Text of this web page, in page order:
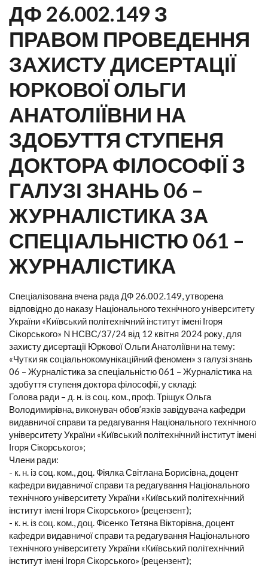
ДФ 26.002.149 З
ПРАВОМ ПРОВЕДЕННЯ
ЗАХИСТУ ДИСЕРТАЦІЇ
ЮРКОВОЇ ОЛЬГИ
АНАТОЛІЇВНИ НА
ЗДОБУТТЯ СТУПЕНЯ
ДОКТОРА ФІЛОСОФІЇ З
ГАЛУЗІ ЗНАНЬ 06 –
ЖУРНАЛІСТИКА ЗА
СПЕЦІАЛЬНІСТЮ 061 –
ЖУРНАЛІСТИКА
Спеціалізована вчена рада ДФ 26.002.149, утворена
відповідно до наказу Національного технічного університету
України «Київський політехнічний інститут імені Ігоря
Сікорського» N НСВС/37/24 від 12 квітня 2024 року, для
захисту дисертації Юркової Ольги Анатоліївни на тему:
«Чутки як соціальнокомунікаційний феномен» з галузі знань
06 – Журналістика за спеціальністю 061 – Журналістика на
здобуття ступеня доктора філософії, у складі:
Голова ради – д. н. із соц. ком., проф. Тріщук Ольга
Володимирівна, виконувач обов’язків завідувача кафедри
видавничої справи та редагування Національного технічного
університету України «Київський політехнічний інститут імені
Ігоря Сікорського»;
Члени ради:
- к. н. із соц. ком., доц. Фіялка Світлана Борисівна, доцент
кафедри видавничої справи та редагування Національного
технічного університету України «Київський політехнічний
інститут імені Ігоря Сікорського» (рецензент);
- к. н. із соц. ком., доц. Фісенко Тетяна Вікторівна, доцент
кафедри видавничої справи та редагування Національного
технічного університету України «Київський політехнічний
інститут імені Ігоря Сікорського» (рецензент);